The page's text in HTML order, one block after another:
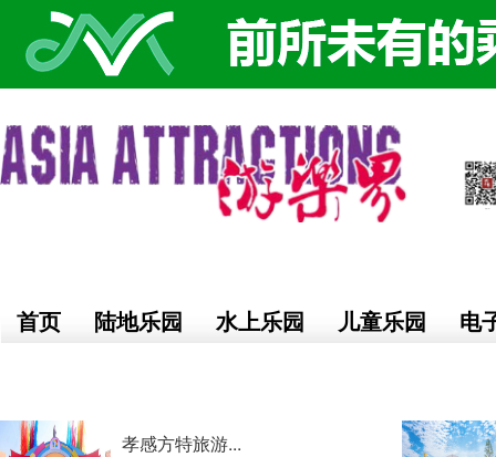
首页 陆地乐园 水上乐园 儿童乐园 电
孝感方特旅游...